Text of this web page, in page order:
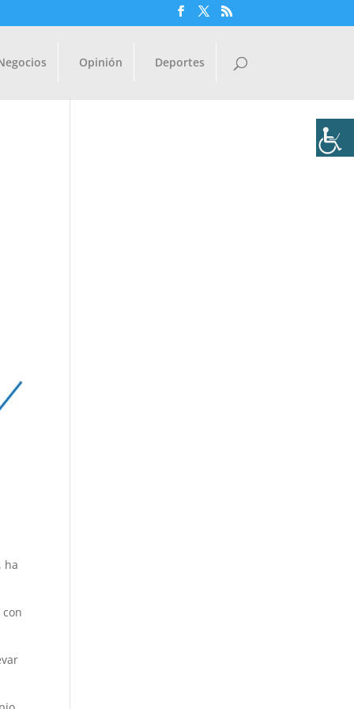
Opinión Deportes
ha